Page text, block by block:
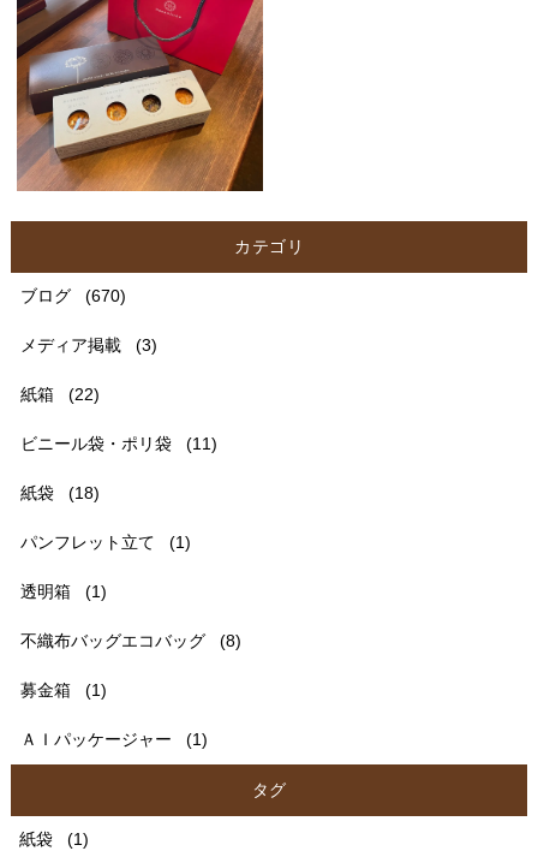
カテゴリ
ブログ (670)
メディア掲載 (3)
紙箱 (22)
ビニール袋・ポリ袋 (11)
紙袋 (18)
パンフレット立て (1)
透明箱 (1)
不織布バッグエコバッグ (8)
募金箱 (1)
ＡＩパッケージャー (1)
タグ
紙袋 (1)